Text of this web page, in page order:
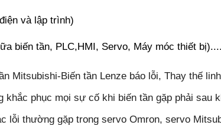
và lập trình)
biến tần, PLC,HMI, Servo, Máy móc thiết
Mitsubishi-Biến tần Lenze báo lỗi, Thay thế
khắc phục mọi sự cố khi biến tần gặp phải
lỗi thường gặp trong servo Omron, servo